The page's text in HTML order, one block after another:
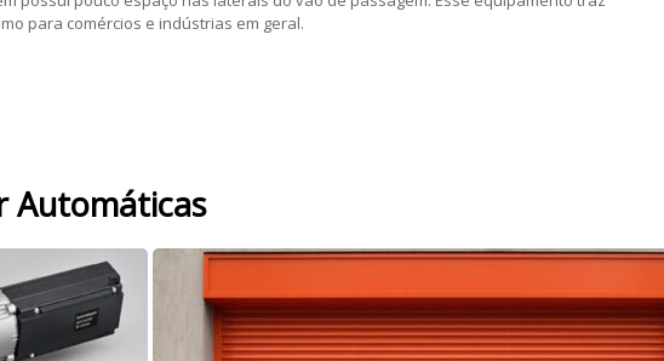
para comércios e indústrias em geral.
Automáticas